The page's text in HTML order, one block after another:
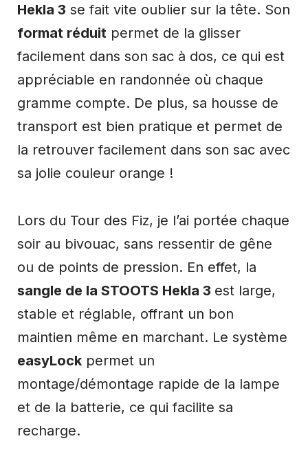
Hekla 3 se fait vite oublier sur la tête. Son
format réduit permet de la glisser
facilement dans son sac à dos, ce qui est
appréciable en randonnée où chaque
gramme compte. De plus, sa housse de
transport est bien pratique et permet de
la retrouver facilement dans son sac avec
sa jolie couleur orange !
Lors du Tour des Fiz, je l’ai portée chaque
soir au bivouac, sans ressentir de gêne
ou de points de pression. En effet, la
sangle de la STOOTS Hekla 3 est large,
stable et réglable, offrant un bon
maintien même en marchant. Le système
easyLock permet un
montage/démontage rapide de la lampe
et de la batterie, ce qui facilite sa
recharge.